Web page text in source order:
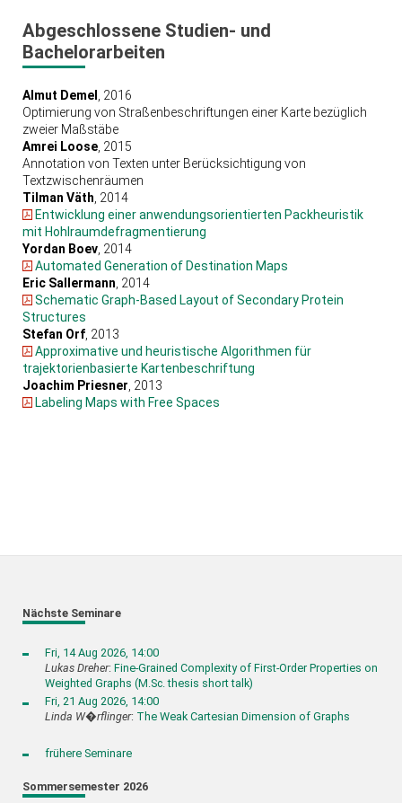
Abgeschlossene Studien- und
Bachelorarbeiten
Almut Demel , 2016
Optimierung von Straßenbeschriftungen einer Karte bezüglich
zweier Maßstäbe
Amrei Loose, 2015
Annotation von Texten unter Berücksichtigung von
Textzwischenräumen
Tilman Väth, 2014
Entwicklung einer anwendungsorientierten Packheuristik
mit Hohlraumdefragmentierung
Yordan Boev, 2014
Automated Generation of Destination Maps
Eric Sallermann, 2014
Schematic Graph-Based Layout of Secondary Protein
Structures
Stefan Orf, 2013
Approximative und heuristische Algorithmen für
trajektorienbasierte Kartenbeschriftung
Joachim Priesner, 2013
Labeling Maps with Free Spaces
Nächste Seminare
Fri, 14 Aug 2026, 14:00
Lukas Dreher: Fine-Grained Complexity of First-Order Properties on
Weighted Graphs (M.Sc. thesis short talk)
Fri, 21 Aug 2026, 14:00
Linda W�rflinger: The Weak Cartesian Dimension of Graphs
frühere Seminare
Sommersemester 2026